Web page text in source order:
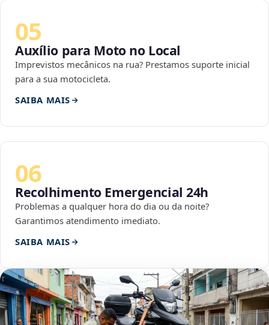
05
Auxílio para Moto no Local
Imprevistos mecânicos na rua? Prestamos suporte inicial
para a sua motocicleta.
SAIBA MAIS
06
Recolhimento Emergencial 24h
Problemas a qualquer hora do dia ou da noite?
Garantimos atendimento imediato.
SAIBA MAIS